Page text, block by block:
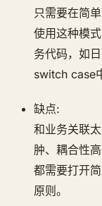
只需要在简
使用这种模
务代码，如
switch case
缺点:
和业务关联
肿、耦合性
都需要打开
原则。